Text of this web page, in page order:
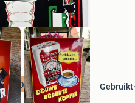
GEZOCHT Gebruikt